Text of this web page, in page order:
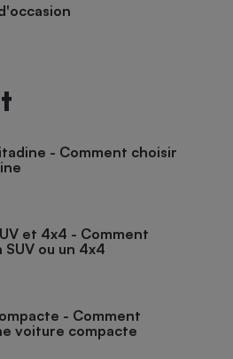
- Comment choisir
et 4x4 - Comment
SUV ou un 4x4
- Comment
voiture compacte